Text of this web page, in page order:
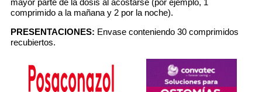
mayor parte de la dosis al acostarse (por ejemplo, 1
comprimido a la mañana y 2 por la noche).
PRESENTACIONES: Envase conteniendo 30 comprimidos
recubiertos.